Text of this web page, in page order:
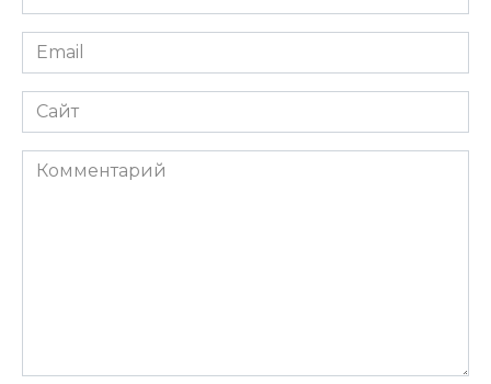
*
Email
*
Сайт
Комментарий